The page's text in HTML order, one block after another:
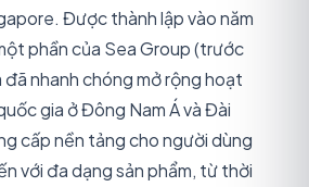
Được thành lập vào năm
phần của Sea Group (trước
đã nhanh chóng mở rộng hoạt
gia ở Đông Nam Á và Đài
cấp nền tảng cho người dùng
với đa dạng sản phẩm, từ thời